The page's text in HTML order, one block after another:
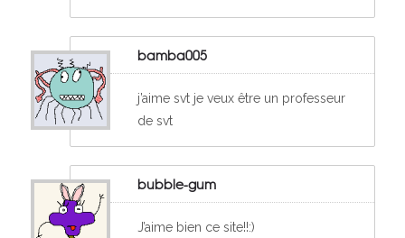
bamba005
j’aime svt je veux être un professeur
de svt
bubble-gum
J’aime bien ce site!!:)